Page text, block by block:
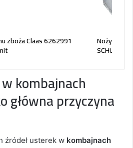
zboża Claas 6262991 Nożyk
kombajnach
główna przyczyna
źródeł usterek w kombajnach